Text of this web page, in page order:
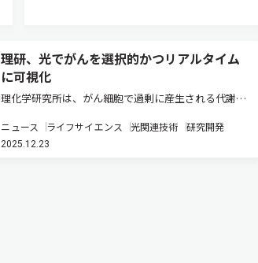
理研、光でがんを選択的かつリアルタイム
に可視化
理化学研究所は、がん細胞で過剰に産生される代謝物
自発的に合成できる革新的なポリマー化技術の開発に
成功した（ニュースリリース）。 生体関連化学分野に
ニュース ライフサイエンス 光関連技術 研究開発
2025.12.23